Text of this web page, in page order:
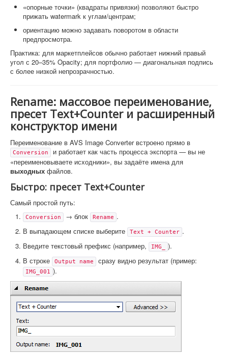
«опорные точки» (квадраты привязки) позволяют быстро
прижать watermark к углам/центрам;
ориентацию можно задавать поворотом в области
предпросмотра.
Практика: для маркетплейсов обычно работает нижний правый
угол с 20–35% Opacity; для портфолио — диагональная подпись
с более низкой непрозрачностью.
Rename: массовое переименование,
пресет Text+Counter и расширенный
конструктор имени
Переименование в AVS Image Converter встроено прямо в
Conversion
и работает как часть процесса экспорта — вы не
«переименовываете исходники», вы задаёте имена для
выходных файлов.
Быстро: пресет Text+Counter
Самый простой путь:
Conversion → блок Rename .
В выпадающем списке выберите
Text + Counter .
Введите текстовый префикс (например,
IMG_
).
В строке
Output name сразу видно результат (пример:
IMG_001 ).